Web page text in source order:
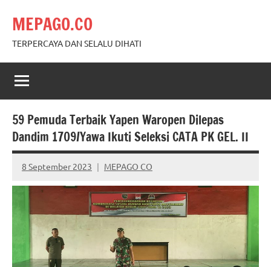
content
MEPAGO.CO
TERPERCAYA DAN SELALU DIHATI
59 Pemuda Terbaik Yapen Waropen Dilepas
Dandim 1709/Yawa Ikuti Seleksi CATA PK GEL. II
8 September 2023 MEPAGO CO
No
comments